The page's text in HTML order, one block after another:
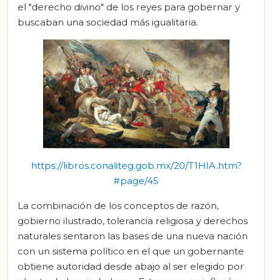
el "derecho divino" de los reyes para gobernar y
buscaban una sociedad más igualitaria.
https://libros.conaliteg.gob.mx/20/T1HIA.htm?
#page/45
La combinación de los conceptos de razón,
gobierno ilustrado, tolerancia religiosa y derechos
naturales sentaron las bases de una nueva nación
con un sistema político en el que un gobernante
obtiene autoridad desde abajo al ser elegido por